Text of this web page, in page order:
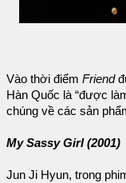
Vào thời điểm Friend
Hàn Quốc là “được
chúng về các sản
My Sassy Girl (2001)
Jun Ji Hyun, trong